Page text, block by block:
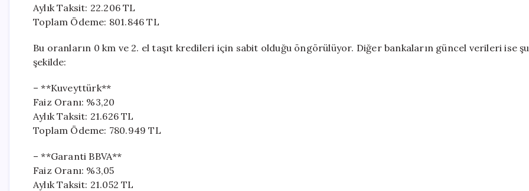
Aylık Taksit: 22.206 TL
Toplam Ödeme: 801.846 TL
Bu oranların 0 km ve 2. el taşıt kredileri için sabit olduğu öngörülüyor. Diğer bankaların güncel verileri ise şu
şekilde:
– **Kuveyttürk**
Faiz Oranı: %3,20
Aylık Taksit: 21.626 TL
Toplam Ödeme: 780.949 TL
– **Garanti BBVA**
Faiz Oranı: %3,05
Aylık Taksit: 21.052 TL